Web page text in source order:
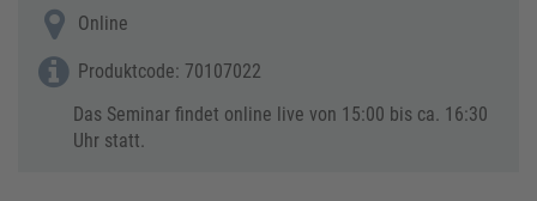
Online
Produktcode: 70107022
Das Seminar findet online live von 15:00 bis ca. 16:30
Uhr statt.